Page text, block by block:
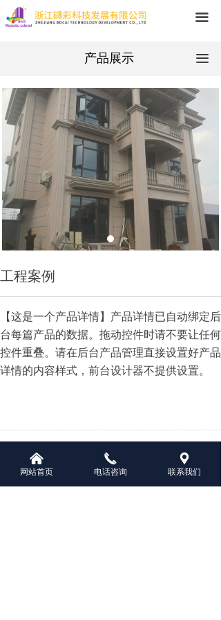
끀
网站首页
新闻中心
应用案例
在线留言
联系我们
工程案例
【这是一个产品详情】产品详情已自动绑定后
台每篇产品的数据。拖动控件时请不要让任何
控件重叠。请在后台产品管理直接设置好产品
详情的内容样式，前台设计器不提供设置。
前一个：
后一个：
产品展示 끀
낀
网站首页
끅
电话咨询
끇
联系我们